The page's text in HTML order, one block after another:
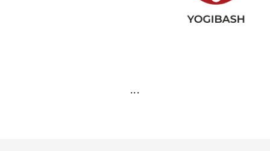
...